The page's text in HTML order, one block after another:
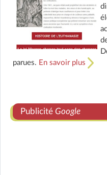
parues. En savoir plus
Publicité Google